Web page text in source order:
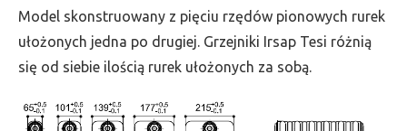
2500,
szer.
135,
1063
Model skonstruowany z pięciu rzędów pionowych rurek
ułożonych jedna po drugiej. Grzejniki Irsap Tesi różnią
się od siebie ilością rurek ułożonych za sobą.